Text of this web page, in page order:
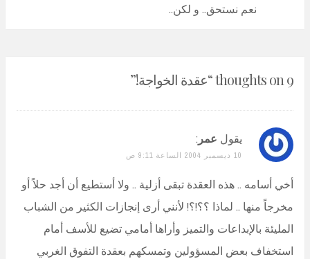
نعم نستحق.. و لكن..
Post:
9 thoughts on “ عقدة الخواجة!”
يقول عمر :
10 ديسمبر 2004 الساعة 9:11 ص
أخي أسامه .. هذه العقدة تبقى أزلية .. ولا أستطيع أن أجد حلاً أو
مخرجاً منها .. لماذا ؟؟!؟! لأنني أرى إنجازات الكثير من الشباب
المليئة بالإبداعات والتميز وأراها أمامي تضيع للأسف أمام
استخفاف بعض المسؤولين وتمسكهم بعقدة التفوق الغربي